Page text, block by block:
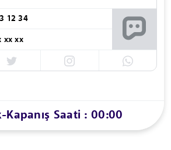
12 34
xx xx
-Kapanış Saati : 00:00